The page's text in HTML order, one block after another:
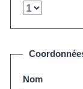
Nom